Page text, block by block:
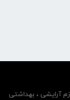
آرایشی ، بهداشتی